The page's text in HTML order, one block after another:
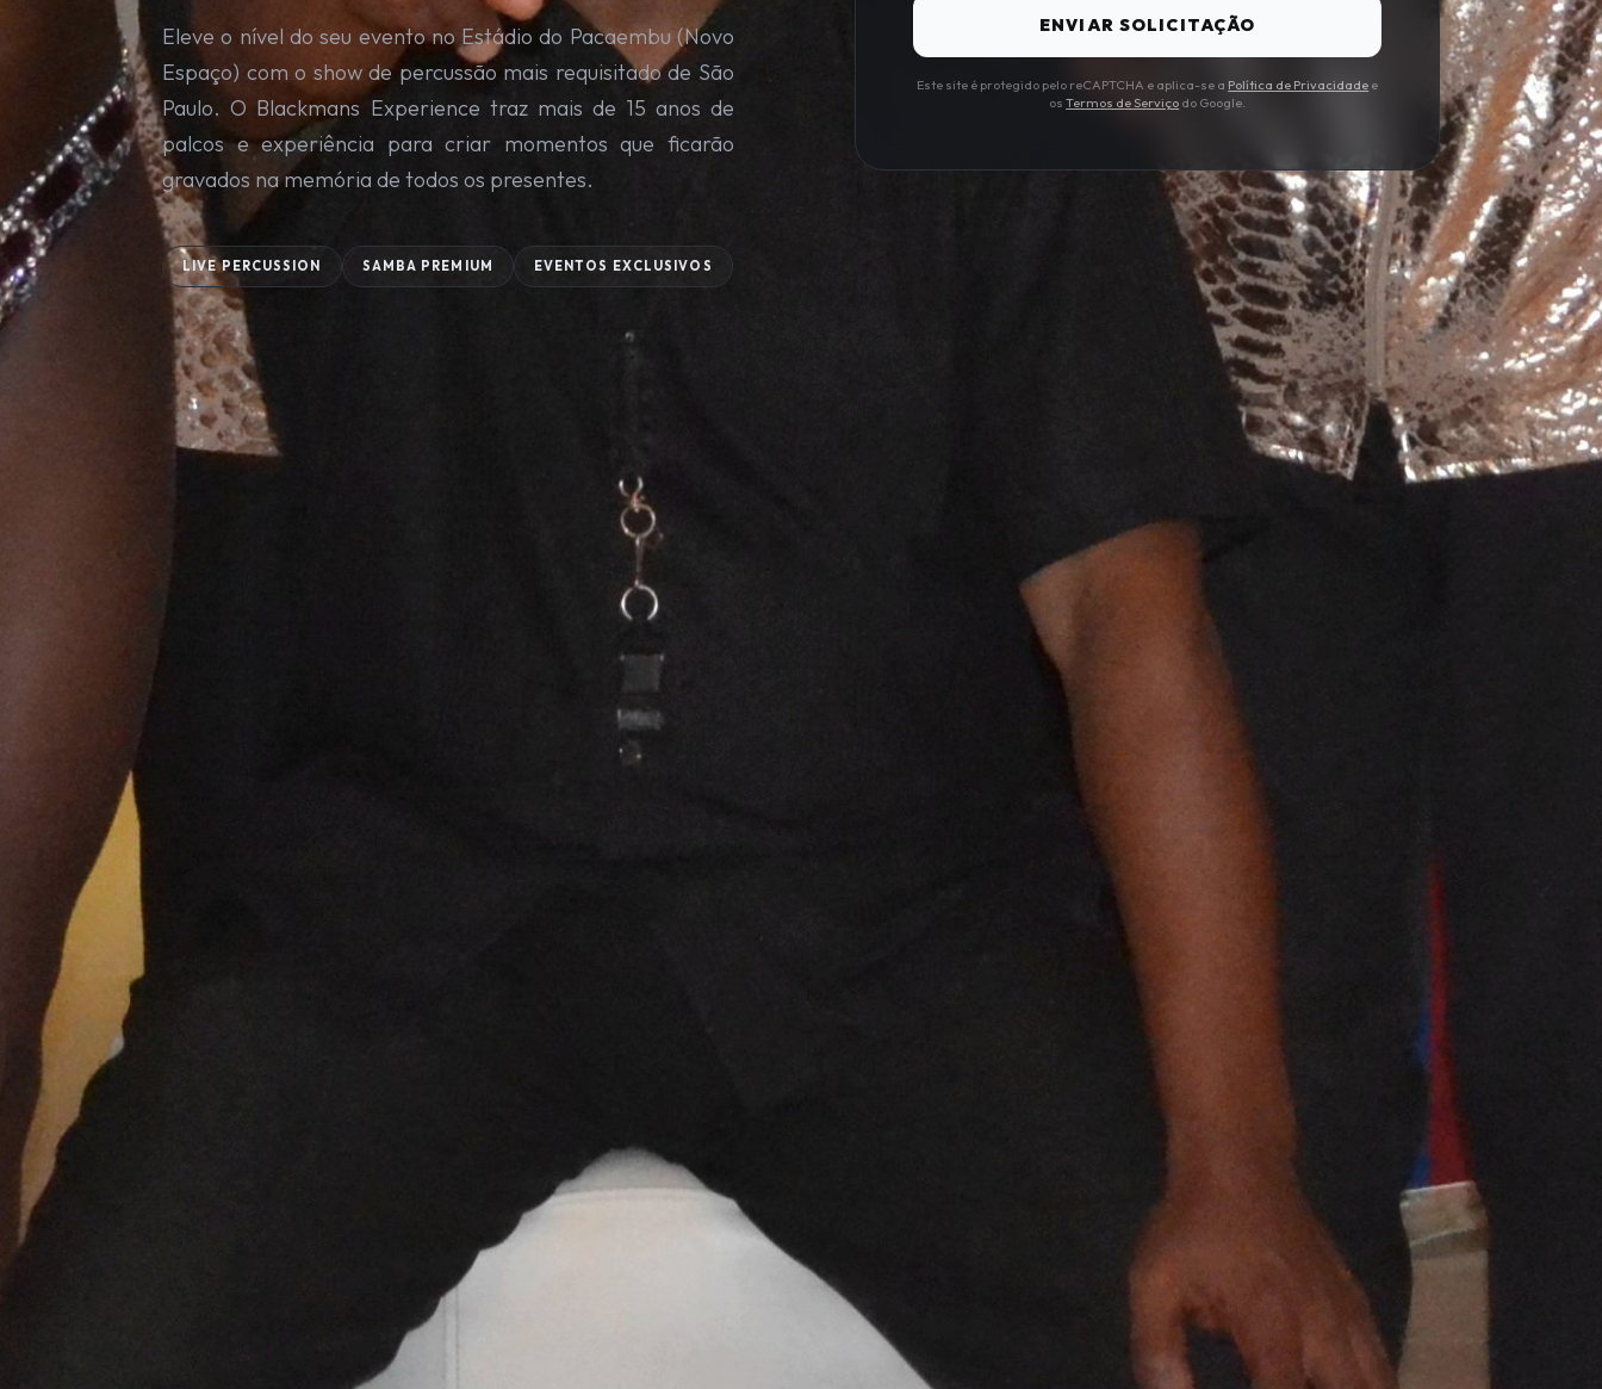
Eleve o nível do seu evento no Estádio do Pacaembu (Novo
Espaço) com o show de percussão mais requisitado de São
Paulo. O Blackmans Experience traz mais de 15 anos de
palcos e experiência para criar momentos que ficarão
gravados na memória de todos os presentes.
LIVE PERCUSSION SAMBA PREMIUM EVENTOS EXCLUSIVOS
ENVIAR SOLICITAÇÃO
Este site é protegido pelo reCAPTCHA e aplica-se a Política de Privacidade e
osTermos de Serviço do Google.